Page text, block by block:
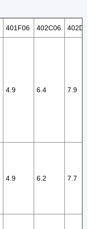
401F06 402C06 402D06
4.9 6.4 7.9
4.9 6.2 7.7